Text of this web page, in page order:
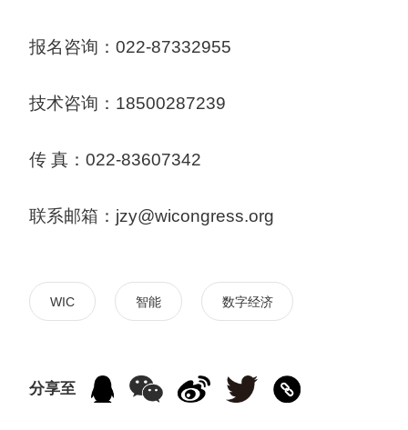
报名咨询：022-87332955
技术咨询：18500287239
传 真：022-83607342
联系邮箱：jzy@wicongress.org
WIC 智能 数字经济
分享至